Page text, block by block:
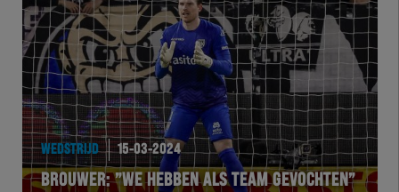
WEDSTRIJD 15-03-2024
BROUWER: ”WE HEBBEN ALS TEAM GEVOCHTEN”